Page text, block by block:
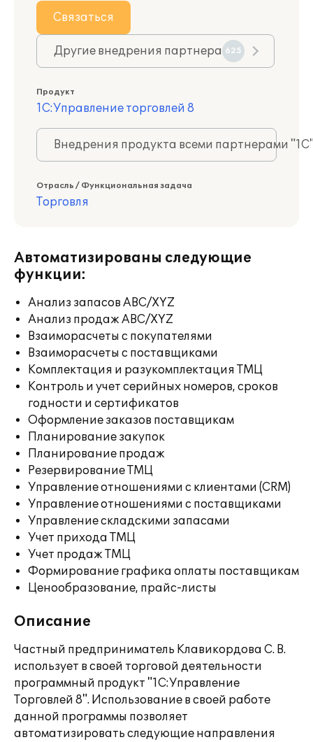
Связаться
Другие внедрения партнера 625
Продукт
1С:Управление торговлей 8
Внедрения продукта всеми партнерами
Отрасль / Функциональная задача
Торговля
Автоматизированы следующие
функции:
Анализ запасов ABC/XYZ
Анализ продаж ABC/XYZ
Взаиморасчеты с покупателями
Взаиморасчеты с поставщиками
Комплектация и разукомплектация ТМЦ
Контроль и учет серийных номеров, сроков
годности и сертификатов
Оформление заказов поставщикам
Планирование закупок
Планирование продаж
Резервирование ТМЦ
Управление отношениями с клиентами (CRM)
Управление отношениями с поставщиками
Управление складскими запасами
Учет прихода ТМЦ
Учет продаж ТМЦ
Формирование графика оплаты поставщикам
Ценообразование, прайс-листы
Описание
Частный предприниматель Клавикордова С. В.
использует в своей торговой деятельности
программный продукт "1С:Управление
Торговлей 8". Использование в своей работе
данной программы позволяет
автоматизировать следующие направления